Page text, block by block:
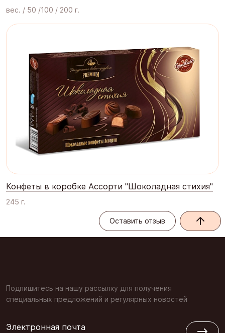
вес. / 50 /100 / 200 г.
Конфеты в коробке Ассорти "Шоколадная стихия"
245 г.
Оставить отзыв
Подпишитесь на нашу рассылку для получения
специальных предложений и регулярных новостей
Электронная почта